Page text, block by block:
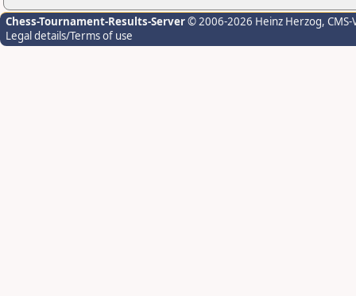
Chess-Tournament-Results-Server© 2006-2026 Heinz Herzog,
Legal details/Terms of use